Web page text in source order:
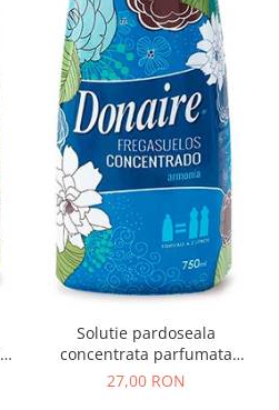
Solutie pardoseala
concentrata parfumata
Armonia Donaire 750 ml
27,00 RON